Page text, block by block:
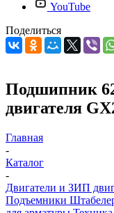
YouTube
Поделиться
Подшипник
двигателя
Главная
-
Каталог
-
Двигатели и ЗИП
Подъемники